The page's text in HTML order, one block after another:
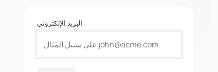
البريد الإلكتروني